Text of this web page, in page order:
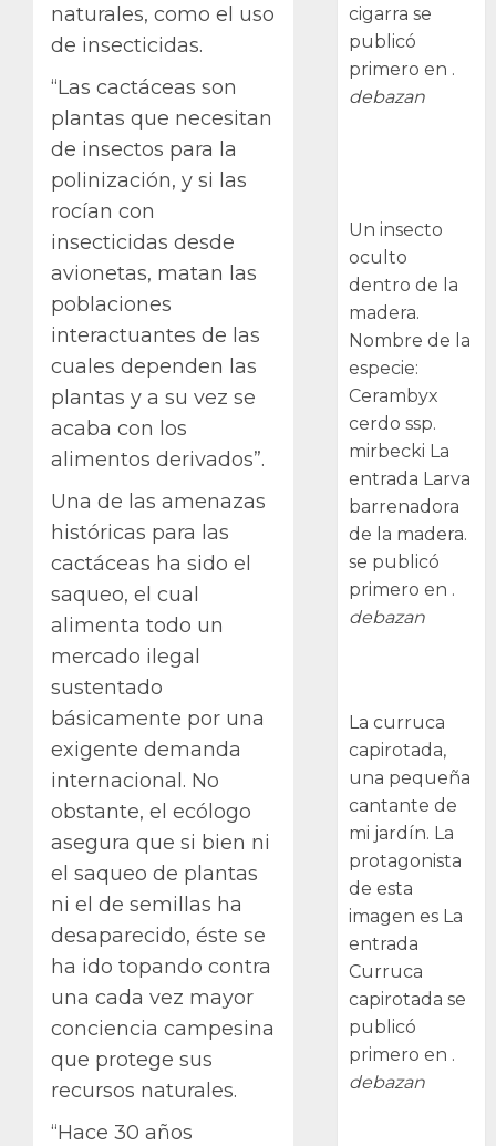
naturales, como el uso
de insecticidas.
“Las cactáceas son
plantas que necesitan
de insectos para la
polinización, y si las
rocían con
insecticidas desde
avionetas, matan las
poblaciones
interactuantes de las
cuales dependen las
plantas y a su vez se
acaba con los
alimentos derivados”.
Una de las amenazas
históricas para las
cactáceas ha sido el
saqueo, el cual
alimenta todo un
mercado ilegal
sustentado
básicamente por una
exigente demanda
internacional. No
obstante, el ecólogo
asegura que si bien ni
el saqueo de plantas
ni el de semillas ha
desaparecido, éste se
ha ido topando contra
una cada vez mayor
conciencia campesina
que protege sus
recursos naturales.
“Hace 30 años
cigarra se
publicó
primero en .
debazan
Un insecto
oculto
dentro de la
madera.
Nombre de la
especie:
Cerambyx
cerdo ssp.
mirbecki La
entrada Larva
barrenadora
de la madera.
se publicó
primero en .
debazan
La curruca
capirotada,
una pequeña
cantante de
mi jardín. La
protagonista
de esta
imagen es La
entrada
Curruca
capirotada se
publicó
primero en .
debazan